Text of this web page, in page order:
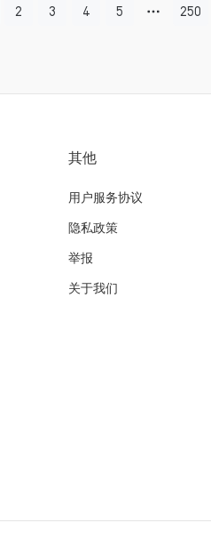
2 3 4 5 250
其他
用户服务协议
隐私政策
举报
关于我们